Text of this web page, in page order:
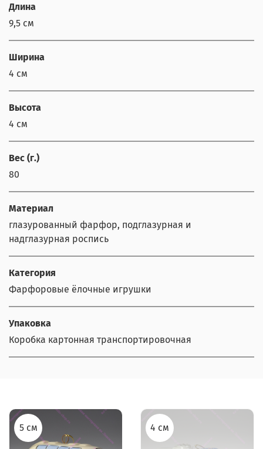
Длина
9,5 см
Ширина
4 см
Высота
4 см
Вес (г.)
80
Материал
глазурованный фарфор, подглазурная и
надглазурная роспись
Категория
Фарфоровые ёлочные игрушки
Упаковка
Коробка картонная транспортировочная
5 см 4 см